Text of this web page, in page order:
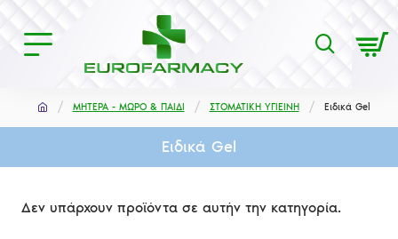
ΜΗΤΕΡΑ - ΜΩΡΟ & ΠΑΙΔΙ ΣΤΟΜΑΤΙΚΗ ΥΓΙΕΙΝΗ Ειδικά Gel
Ειδικά Gel
Δεν υπάρχουν προϊόντα σε αυτήν την κατηγορία.